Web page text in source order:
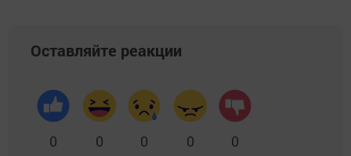
Оставляйте реакции
0 0 0 0 0